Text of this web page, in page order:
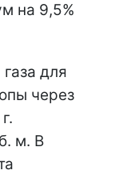
на 9,5%
для
через
м. В